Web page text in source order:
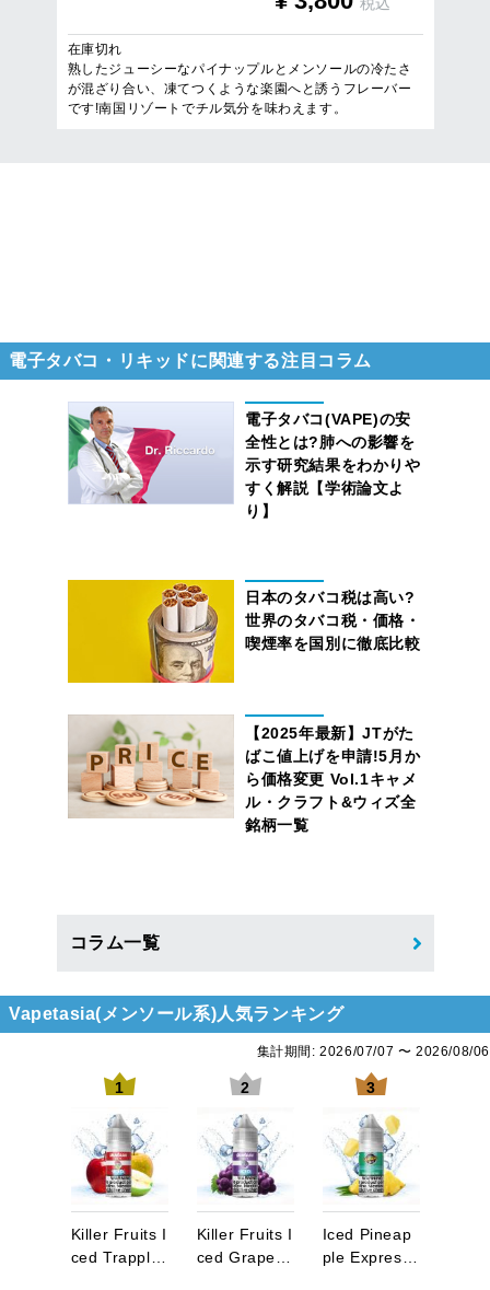
税込
在庫切れ
熟したジューシーなパイナップルとメンソールの冷たさ
が混ざり合い、凍てつくような楽園へと誘うフレーバー
です!南国リゾートでチル気分を味わえます。
電子タバコ・リキッドに関連する注目コラム
電子タバコ(VAPE)の安
全性とは?肺への影響を
示す研究結果をわかりや
すく解説【学術論文よ
り】
日本のタバコ税は高い?
世界のタバコ税・価格・
喫煙率を国別に徹底比較
【2025年最新】JTがた
ばこ値上げを申請!5月か
ら価格変更 Vol.1キャメ
ル・クラフト&ウィズ全
銘柄一覧
コラム一覧
Vapetasia(メンソール系)人気ランキング
集計期間: 2026/07/07 〜 2026/08/06
1
Killer Fruits I
ced Trappl…
2
Killer Fruits I
ced Grape…
3
Iced Pineap
ple Expres…